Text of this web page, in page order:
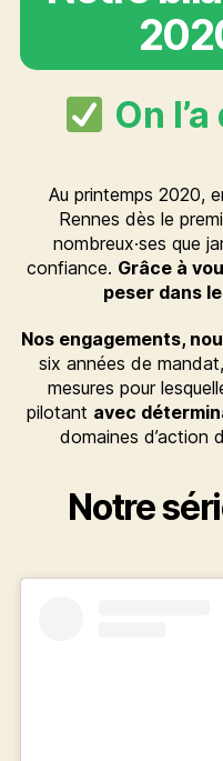
On
Au printemps 2020,
Rennes dès le
nombreux·ses que
confiance. Grâce à
peser dans
Nos engagements,
six années de
mesures pour
pilotant avec
domaines d’action
Notre